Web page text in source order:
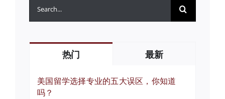
热门 最新
美国留学选择专业的五大误区，你知道
吗？